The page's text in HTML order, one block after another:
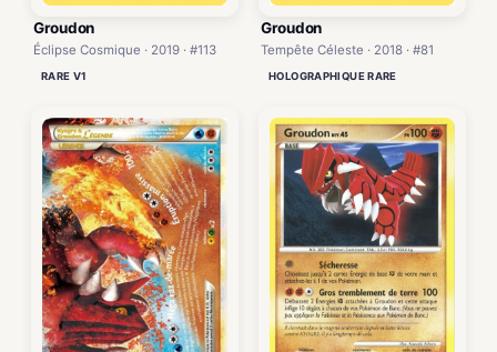
Groudon
Éclipse Cosmique · 2019 · #113
RARE V1
Groudon
Tempête Céleste · 2018 · #81
HOLOGRAPHIQUE RARE